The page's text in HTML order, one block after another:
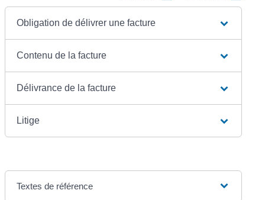
Obligation de délivrer une facture
Contenu de la facture
Délivrance de la facture
Litige
Textes de référence